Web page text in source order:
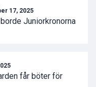
17, 2025
Juniorkronorna
får böter för